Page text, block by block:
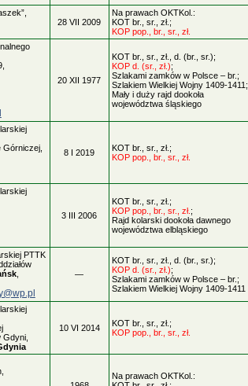
28 VII 2009
Na prawach OKTKol.:
KOT br., sr., zł.;
KOP pop., br., sr., zł.
20 XII 1977
KOT br., sr., zł., d. (br., sr.);
KOP d. (sr., zł.);
Szlakami zamków w Polsce – br.;
Szlakiem Wielkiej Wojny 1409-1411;
Mały i duży rajd dookoła
województwa śląskiego
Górniczej,
8 I 2019
KOT br., sr., zł.;
KOP pop., br., sr., zł.
3 III 2006
KOT br., sr., zł.;
KOP pop., br., sr., zł. ;
Rajd kolarski dookoła dawnego
województwa elbląskiego
PTTK
,
—
KOT br., sr., zł., d. (br., sr.);
KOP d. (sr., zł.);
Szlakami zamków w Polsce – br.;
Szlakiem Wielkiej Wojny 1409-1411
10 VI 2014
KOT br., sr., zł.;
KOP pop., br., sr., zł.
Na prawach OKTKol.: